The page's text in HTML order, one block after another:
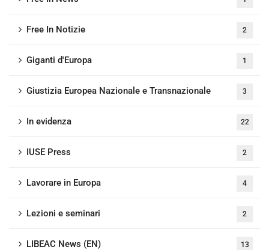
Free In Notizie 2
Giganti d'Europa 1
Giustizia Europea Nazionale e Transnazionale 3
In evidenza 22
IUSE Press 2
Lavorare in Europa 4
Lezioni e seminari 2
LIBEAC News (EN) 13